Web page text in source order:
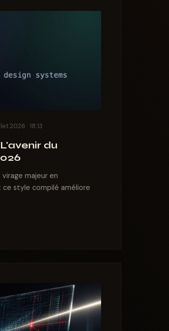
2026 · 18:13
du
majeur en
style compilé améliore